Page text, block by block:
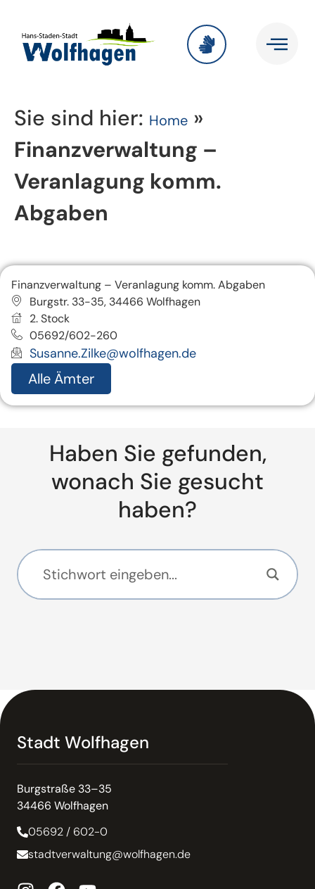
Sie sind hier: Home »
Finanzverwaltung –
Veranlagung komm.
Abgaben
Finanzverwaltung – Veranlagung komm. Abgaben
Burgstr. 33-35, 34466 Wolfhagen
2. Stock
05692/602-260
Susanne.Zilke@wolfhagen.de
Alle Ämter
Haben Sie gefunden,
wonach Sie gesucht
haben?
Stadt Wolfhagen
Burgstraße 33–35
34466 Wolfhagen
05692 / 602-0
stadtverwaltung@wolfhagen.de